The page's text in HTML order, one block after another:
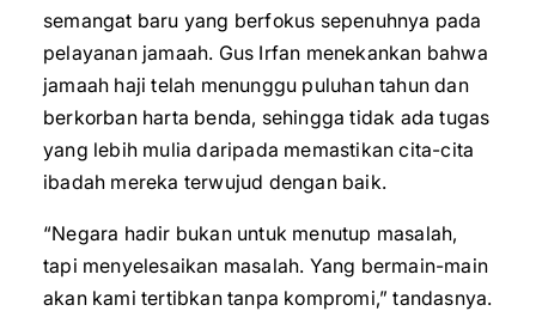
semangat baru yang berfokus sepenuhnya pada
pelayanan jamaah. Gus Irfan menekankan bahwa
jamaah haji telah menunggu puluhan tahun dan
berkorban harta benda, sehingga tidak ada tugas
yang lebih mulia daripada memastikan cita-cita
ibadah mereka terwujud dengan baik.
“Negara hadir bukan untuk menutup masalah,
tapi menyelesaikan masalah. Yang bermain-main
akan kami tertibkan tanpa kompromi,” tandasnya.